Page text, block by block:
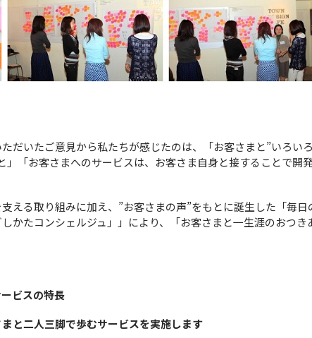
だいたご意見から私たちが感じたのは、「お客さまと”いろい
」「お客さまへのサービスは、お客さま自身と接することで開
える取り組みに加え、”お客さまの声”をもとに誕生した「毎
かたコンシェルジュ」」により、「お客さまと一生涯のおつき
ビスの特長
と二人三脚で歩むサービスを実施します